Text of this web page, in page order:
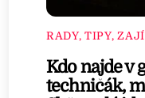
RADY, TIPY,
Kdo najde v
techničák,